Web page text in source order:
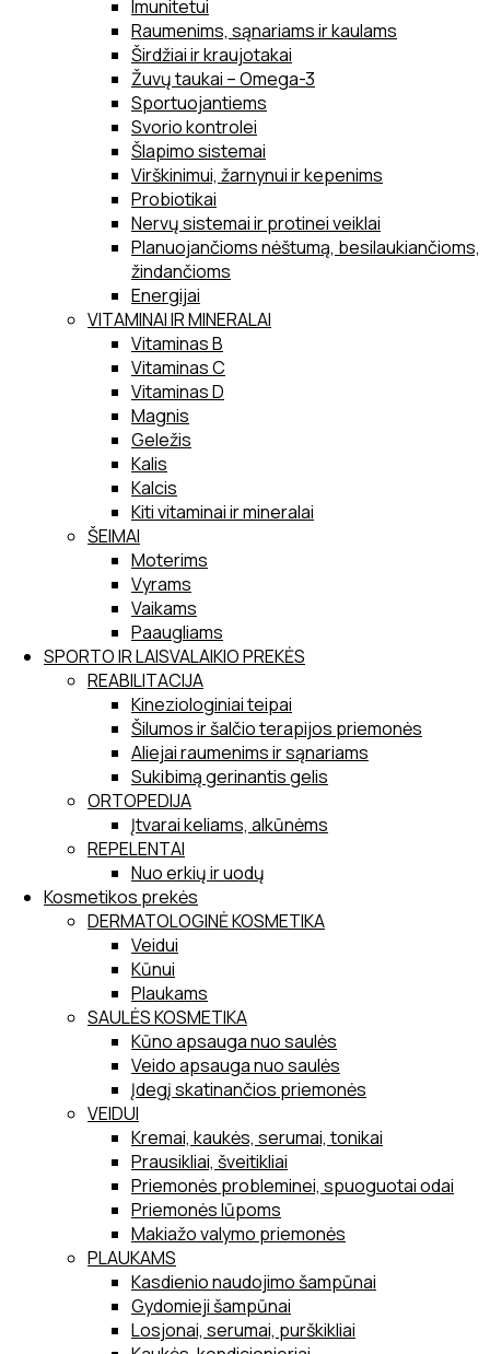
Imunitetui
Raumenims, sąnariams ir kaulams
Širdžiai ir kraujotakai
Žuvų taukai – Omega-3
Sportuojantiems
Svorio kontrolei
Šlapimo sistemai
Virškinimui, žarnynui ir kepenims
Probiotikai
Nervų sistemai ir protinei veiklai
Planuojančioms nėštumą, besilaukiančioms,
žindančioms
Energijai
VITAMINAI IR MINERALAI
Vitaminas B
Vitaminas C
Vitaminas D
Magnis
Geležis
Kalis
Kalcis
Kiti vitaminai ir mineralai
ŠEIMAI
Moterims
Vyrams
Vaikams
Paaugliams
SPORTO IR LAISVALAIKIO PREKĖS
REABILITACIJA
Kineziologiniai teipai
Šilumos ir šalčio terapijos priemonės
Aliejai raumenims ir sąnariams
Sukibimą gerinantis gelis
ORTOPEDIJA
Įtvarai keliams, alkūnėms
REPELENTAI
Nuo erkių ir uodų
Kosmetikos prekės
DERMATOLOGINĖ KOSMETIKA
Veidui
Kūnui
Plaukams
SAULĖS KOSMETIKA
Kūno apsauga nuo saulės
Veido apsauga nuo saulės
Įdegį skatinančios priemonės
VEIDUI
Kremai, kaukės, serumai, tonikai
Prausikliai, šveitikliai
Priemonės probleminei, spuoguotai odai
Priemonės lūpoms
Makiažo valymo priemonės
PLAUKAMS
Kasdienio naudojimo šampūnai
Gydomieji šampūnai
Losjonai, serumai, purškikliai